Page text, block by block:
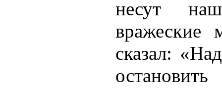
несут
сказал: